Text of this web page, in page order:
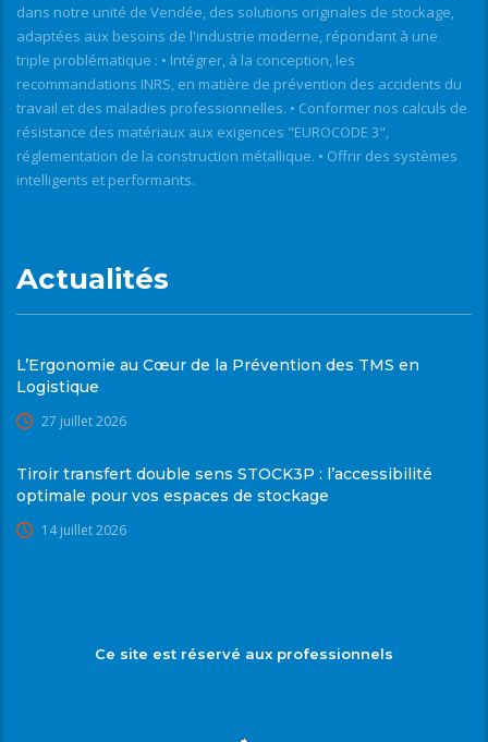
dans notre unité de Vendée, des solutions originales de stockage,
adaptées aux besoins de l'industrie moderne, répondant à une
triple problématique : • Intégrer, à la conception, les
recommandations INRS, en matière de prévention des accidents du
travail et des maladies professionnelles. • Conformer nos calculs de
résistance des matériaux aux exigences "EUROCODE 3",
réglementation de la construction métallique. • Offrir des systèmes
intelligents et performants.
Actualités
L’Ergonomie au Cœur de la Prévention des TMS en
Logistique
27 juillet 2026
Tiroir transfert double sens STOCK3P : l’accessibilité
optimale pour vos espaces de stockage
14 juillet 2026
Ce site est réservé aux professionnels